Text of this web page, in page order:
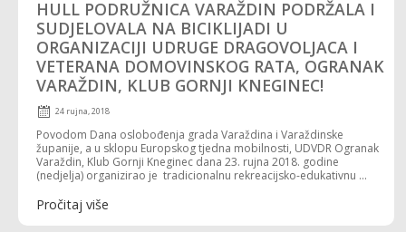
HULL PODRUŽNICA VARAŽDIN PODRŽALA I
SUDJELOVALA NA BICIKLIJADI U
ORGANIZACIJI UDRUGE DRAGOVOLJACA I
VETERANA DOMOVINSKOG RATA, OGRANAK
VARAŽDIN, KLUB GORNJI KNEGINEC!
24 rujna, 2018
Povodom Dana oslobođenja grada Varaždina i Varaždinske
županije, a u sklopu Europskog tjedna mobilnosti, UDVDR Ogranak
Varaždin, Klub Gornji Kneginec dana 23. rujna 2018. godine
(nedjelja) organizirao je tradicionalnu rekreacijsko-edukativnu ...
Pročitaj više